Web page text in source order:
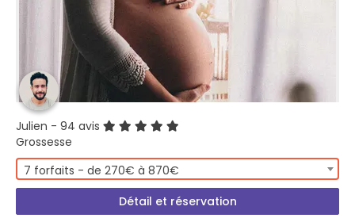
Julien - 94 avis
Grossesse
7 forfaits - de 270€ à 870€
Détail et réservation